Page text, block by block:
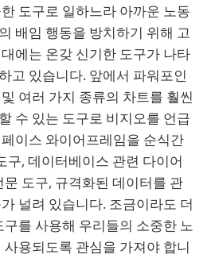
도구로 일하느라 아까운 노동
배임 행동을 방치하기 위해 고
에는 온갖 신기한 도구가 나타
고 있습니다. 앞에서 파워포인
여러 가지 종류의 차트를 훨씬
수 있는 도구로 비지오를 언급
이스 와이어프레임을 순식간
구, 데이터베이스 관련 다이어
도구, 규격화된 데이터를 관
널려 있습니다. 조금이라도 더
를 사용해 우리들의 소중한 노
용되도록 관심을 가져야 합니